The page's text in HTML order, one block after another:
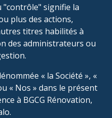
"contrôle" signifie la
plus des actions,
titres habilités à
des administrateurs ou
« la Société », «
« Nos » dans le présent
à BGCG Rénovation,